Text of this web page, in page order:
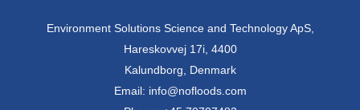
Environment Solutions Science and Technology ApS,
Hareskovvej 17i, 4400
Kalundborg, Denmark
Email: info@nofloods.com